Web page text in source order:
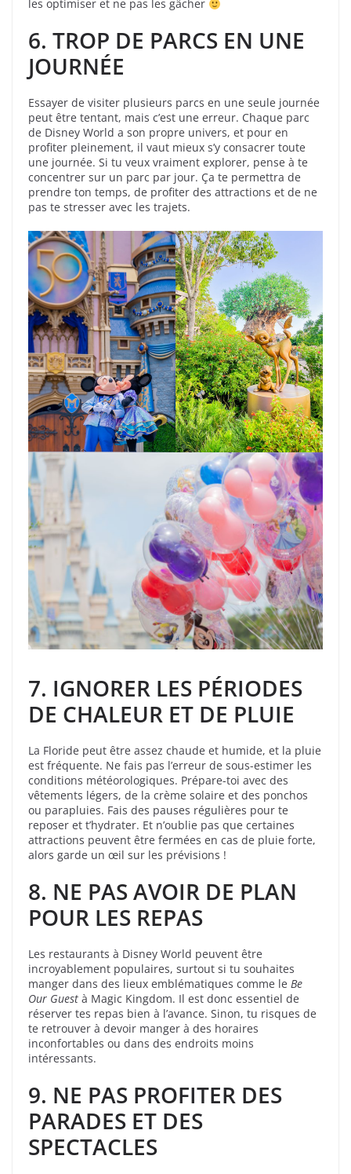
les optimiser et ne pas les gâcher
6. TROP DE PARCS EN UNE
JOURNÉE
Essayer de visiter plusieurs parcs en une seule journée
peut être tentant, mais c’est une erreur. Chaque parc
de Disney World a son propre univers, et pour en
profiter pleinement, il vaut mieux s’y consacrer toute
une journée. Si tu veux vraiment explorer, pense à te
concentrer sur un parc par jour. Ça te permettra de
prendre ton temps, de profiter des attractions et de ne
pas te stresser avec les trajets.
7. IGNORER LES PÉRIODES
DE CHALEUR ET DE PLUIE
La Floride peut être assez chaude et humide, et la pluie
est fréquente. Ne fais pas l’erreur de sous-estimer les
conditions météorologiques. Prépare-toi avec des
vêtements légers, de la crème solaire et des ponchos
ou parapluies. Fais des pauses régulières pour te
reposer et t’hydrater. Et n’oublie pas que certaines
attractions peuvent être fermées en cas de pluie forte,
alors garde un œil sur les prévisions !
8. NE PAS AVOIR DE PLAN
POUR LES REPAS
Les restaurants à Disney World peuvent être
incroyablement populaires, surtout si tu souhaites
manger dans des lieux emblématiques comme le Be
Our Guest à Magic Kingdom. Il est donc essentiel de
réserver tes repas bien à l’avance. Sinon, tu risques de
te retrouver à devoir manger à des horaires
inconfortables ou dans des endroits moins
intéressants.
9. NE PAS PROFITER DES
PARADES ET DES
SPECTACLES